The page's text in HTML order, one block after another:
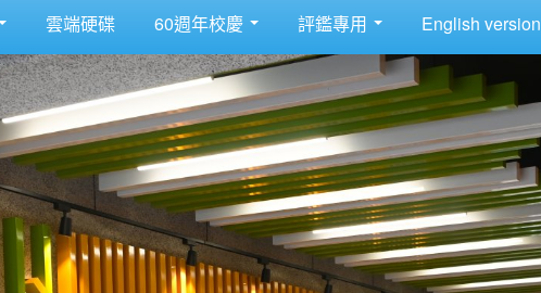
雲端硬碟 60週年校慶 評鑑專用 English version